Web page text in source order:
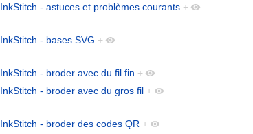
InkStitch - astuces et problèmes courants +
InkStitch - bases SVG +
InkStitch - broder avec du fil fin +
InkStitch - broder avec du gros fil +
InkStitch - broder des codes QR +